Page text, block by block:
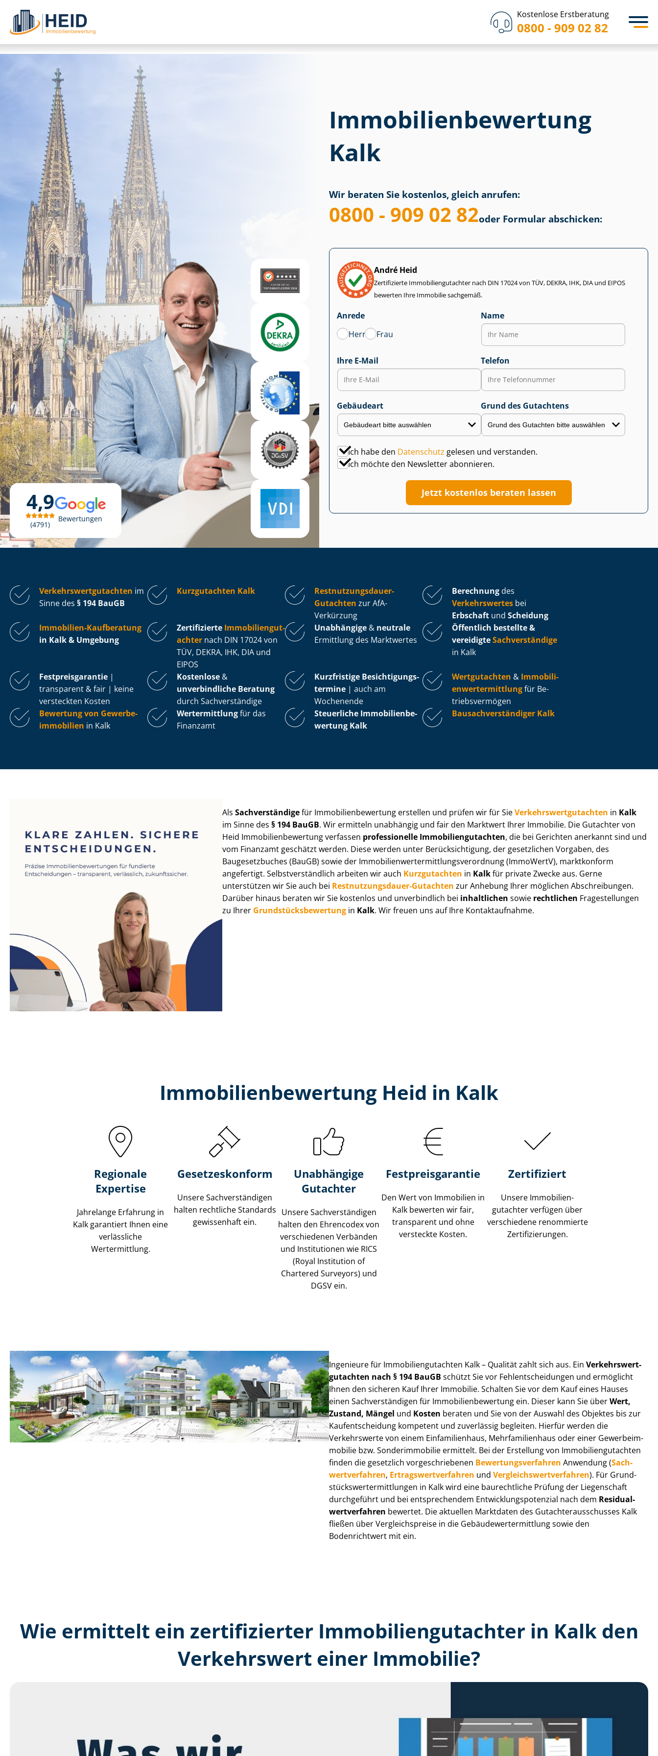
Kostenlose Erstberatung
0800 - 909 02 82
4,9
4791
Bewertungen
Immobilien­bewertung
Kalk
Wir beraten Sie kostenlos, gleich anrufen:
0800 - 909 02 82oder Formular abschicken:
André Heid
Zertifizierte Im­mo­bi­li­en­gut­ach­ter nach DIN 17024 von TÜV, DEKRA, IHK, DIA und EIPOS
bewerten Ihre Immobilie sachgemäß.
Anrede
Herr
Frau
Name
Ihre E-Mail Telefon
Gebäudeart Grund des Gutachtens
Ich habe den Datenschutz gelesen und verstanden.
Ich möchte den Newsletter abonnieren.
Jetzt kostenlos beraten lassen
Ver­kehrs­wert­gut­ach­ten im
Sinne des § 194 BauGB
Kurzgutachten Kalk
Rest­nut­zungs­dau­er-
Gutachten zur AfA-
Verkürzung
Berechnung des
Verkehrswertes bei
Erbschaft und Scheidung
Immobilien-Kaufberatung
in Kalk & Umgebung
Zertifizierte Im­mo­bi­li­en­gut­
ach­ter nach DIN 17024 von
TÜV, DEKRA, IHK, DIA und
EIPOS
Unabhängige & neutrale
Ermittlung des Marktwertes
Öffentlich bestellte &
vereidigteSachverständige
in Kalk
Fest­preis­ga­ran­tie |
transparent & fair | keine
versteckten Kosten
Kostenlose &
unverbindliche Beratung
durch Sachverständige
Kurzfristige Be­sich­ti­gungs­
ter­mi­ne | auch am
Wochenende
Wertgutachten & Im­mo­bi­li­
en­wert­ermitt­lungfür Be­
triebs­ver­mö­gen
Bewertung von Ge­wer­be­
im­mo­bi­li­en in Kalk
Wertermittlungfür das
Finanzamt
Steuerliche Im­mo­bi­li­en­be­
wer­tung Kalk
Bau­sach­ver­stän­di­ger Kalk
AlsSachverständigefür Im­mo­bi­li­en­be­wer­tung erstellen und prüfen wir für SieVer­kehrs­wert­gut­ach­ten in Kalk
im Sinne des§ 194 BauGB. Wir ermitteln unabhängig und fair den Marktwert Ihrer Immobilie. Die Gutachter von
Heid Im­mo­bi­li­en­be­wer­tung verfassen professionelle Im­mo­bi­li­en­gut­ach­ten, die bei Gerichten anerkannt sind und
vom Finanzamt geschätzt werden. Diese werden unter Be­rück­sich­ti­gung, der gesetzlichen Vorgaben, des
Baugesetzbuches (BauGB) sowie der Im­mo­bi­li­en­wert­ermitt­lungs­ver­ord­nung (ImmoWertV), marktkonform
angefertigt. Selbst­ver­ständ­lich arbeiten wir auch Kurzgutachten in Kalkfür private Zwecke aus. Gerne
unterstützen wir Sie auch bei Rest­nut­zungs­dau­er-Gutachten zur Anhebung Ihrer möglichen Abschreibungen.
Darüber hinaus beraten wir Sie kostenlos und unverbindlich bei inhaltlichen sowie rechtlichen Fragestellungen
zu Ihrer Grund­stücks­be­wer­tung in Kalk. Wir freuen uns auf Ihre Kontaktaufnahme.
Immobilien­bewertung Heid in Kalk
Regionale
Expertise
Jahrelange Erfahrung in
Kalk garantiert Ihnen eine
verlässliche
Wertermittlung.
Gesetzes­konform
Unsere Sach­ver­stän­di­gen
halten rechtliche Standards
gewissenhaft ein.
Unabhängige
Gutachter
Unsere Sach­ver­stän­di­gen
halten den Ehrencodex von
verschiedenen Verbänden
und Institutionen wie RICS
(Royal Institution of
Chartered Surveyors) und
DGSV ein.
Festpreis​garantie
Den Wert von Immobilien in
Kalk bewerten wir fair,
transparent und ohne
versteckte Kosten.
Zertifiziert
Unsere Immobilien­
gutachter verfügen über
verschiedene renommierte
Zer­ti­fi­zie­run­gen.
Ingenieure für Im­mo­bi­li­en­gut­ach­ten Kalk – Qualität zahlt sich aus. Ein Ver­kehrs­wert­
gut­ach­ten nach § 194 BauGB schützt Sie vor Fehl­ent­schei­dun­gen und ermöglicht
Ihnen den sicheren Kauf Ihrer Immobilie. Schalten Sie vor dem Kauf eines Hauses
einen Sach­ver­stän­di­gen für Im­mo­bi­li­en­be­wer­tung ein. Dieser kann Sie überWert,
Zustand, Mängel und Kosten beraten und Sie von der Auswahl des Objektes bis zur
Kauf­ent­schei­dung kompetent und zuverlässig begleiten. Hierfür werden die
Verkehrswerte von einem Einfamilienhaus, Mehr­fa­mi­li­en­haus oder einer Ge­wer­be­im­
mo­bi­lie bzw. Sonderimmobilie ermittelt. Bei der Erstellung von Im­mo­bi­li­en­gut­ach­ten
finden die gesetzlich vor­ge­schrie­be­nen Be­wer­tungs­ver­fah­ren Anwendung (Sach­
wert­ver­fah­ren, Er­trags­wert­ver­fah­ren und Ver­gleichs­wert­ver­fah­ren). Für Grund­
stücks­wert­ermitt­lun­gen in Kalk wird eine baurechtliche Prüfung der Liegenschaft
durchgeführt und bei entsprechendem Ent­wick­lungs­po­ten­zi­al nach dem Re­si­du­al­
wert­ver­fah­ren bewertet. Die aktuellen Marktdaten des Gut­ach­ter­aus­schus­ses Kalk
fließen über Ver­gleichs­prei­se in die Ge­bäu­de­wert­ermitt­lung sowie den
Bodenrichtwert mit ein.
Wie ermittelt ein zertifizierter Immobilien­gutachter in Kalk den
Verkehrswert einer Immobilie?